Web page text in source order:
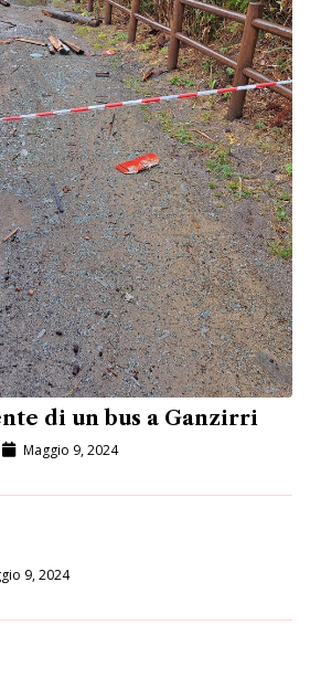
di un bus a Ganzirri
Maggio 9, 2024
9, 2024